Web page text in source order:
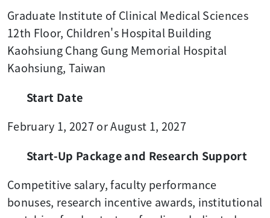
Graduate Institute of Clinical Medical Sciences
12th Floor, Children's Hospital Building
Kaohsiung Chang Gung Memorial Hospital
Kaohsiung, Taiwan
Start Date
February 1, 2027 or August 1, 2027
Start-Up Package and Research Support
Competitive salary, faculty performance
bonuses, research incentive awards, institutional